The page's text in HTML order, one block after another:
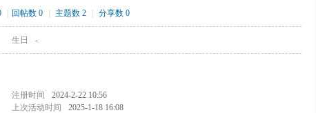
回帖数 0 主题数 2 分享数 0
生日 -
注册时间
2024-2-22 10:56
上次活动时间
2025-1-18 16:08